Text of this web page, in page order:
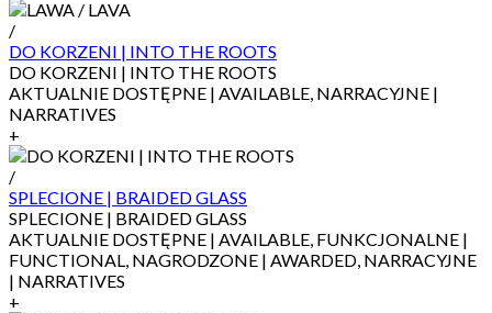
/
DO KORZENI | INTO THE ROOTS
DO KORZENI | INTO THE ROOTS
AKTUALNIE DOSTĘPNE | AVAILABLE, NARRACYJNE |
NARRATIVES
+
/
SPLECIONE | BRAIDED GLASS
SPLECIONE | BRAIDED GLASS
AKTUALNIE DOSTĘPNE | AVAILABLE, FUNKCJONALNE |
FUNCTIONAL, NAGRODZONE | AWARDED, NARRACYJNE
| NARRATIVES
+